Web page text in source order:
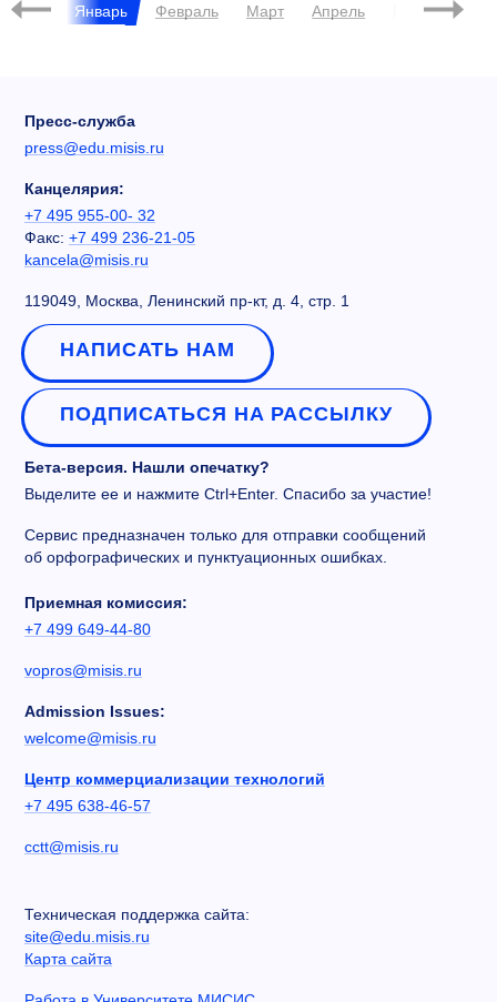
Январь
Февраль Март Апрель Май Июнь
Пресс-служба
press@edu.misis.ru
Канцелярия:
+7 495 955-00- 32
Факс: +7 499 236-21-05
kancela@misis.ru
119049, Москва, Ленинский пр-кт, д. 4, стр. 1
НАПИСАТЬ НАМ
ПОДПИСАТЬСЯ НА РАССЫЛКУ
Бета-версия. Нашли опечатку?
Выделите ее и нажмите Ctrl+Enter. Спасибо за участие!
Сервис предназначен только для отправки сообщений
об орфографических и пунктуационных ошибках.
Приемная комиссия:
+7 499 649-44-80
vopros@misis.ru
Admission Issues:
welcome@misis.ru
Центр коммерциализации технологий
+7 495 638-46-57
cctt@misis.ru
Техническая поддержка сайта:
site@edu.misis.ru
Карта сайта